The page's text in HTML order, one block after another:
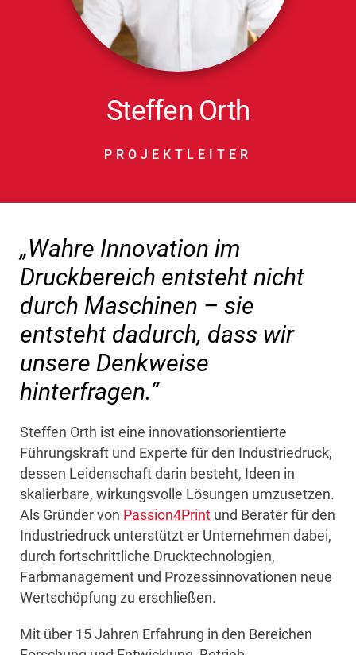
Steffen Orth
PROJEKTLEITER
„Wahre Innovation im
Druckbereich entsteht nicht
durch Maschinen – sie
entsteht dadurch, dass wir
unsere Denkweise
hinterfragen.“
Steffen Orth ist eine innovationsorientierte
Führungskraft und Experte für den Industriedruck,
dessen Leidenschaft darin besteht, Ideen in
skalierbare, wirkungsvolle Lösungen umzusetzen.
Als Gründer von Passion4Print und Berater für den
Industriedruck unterstützt er Unternehmen dabei,
durch fortschrittliche Drucktechnologien,
Farbmanagement und Prozessinnovationen neue
Wertschöpfung zu erschließen.
Mit über 15 Jahren Erfahrung in den Bereichen